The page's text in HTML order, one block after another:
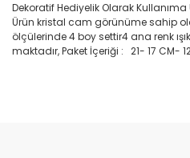
Dekoratif Hediyelik Olarak
Ürün kristal cam görünüme sahip
ölçülerinde 4 boy settir4 ana renk
maktadır, Paket İçeriği : 21- 17 CM-